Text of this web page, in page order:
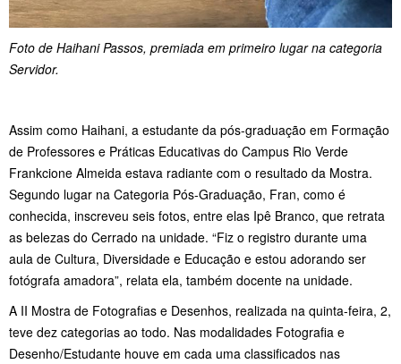
Foto de Haihani Passos, premiada em primeiro lugar na categoria
Servidor.
Assim como Haihani, a estudante da pós-graduação em Formação
de Professores e Práticas Educativas do Campus Rio Verde
Frankcione Almeida estava radiante com o resultado da Mostra.
Segundo lugar na Categoria Pós-Graduação, Fran, como é
conhecida, inscreveu seis fotos, entre elas Ipê Branco, que retrata
as belezas do Cerrado na unidade. “Fiz o registro durante uma
aula de Cultura, Diversidade e Educação e estou adorando ser
fotógrafa amadora”, relata ela, também docente na unidade.
A II Mostra de Fotografias e Desenhos, realizada na quinta-feira, 2,
teve dez categorias ao todo. Nas modalidades Fotografia e
Desenho/Estudante houve em cada uma classificados nas